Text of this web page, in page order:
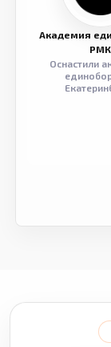
Академия
РМК
Оснастили